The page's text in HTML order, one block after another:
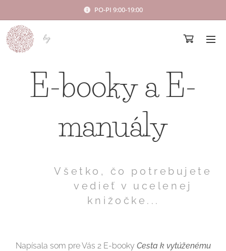
PO-PI 9:00-19:00
bg
E-booky a E-
manuály
Všetko, čo potrebujete
vedieť v ucelenej
knižočke...
Napísala som pre Vás 2 E-booky Cesta k vytúženému